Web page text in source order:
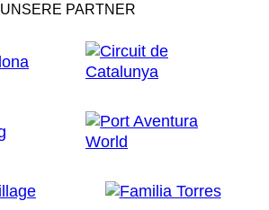
UNSERE PARTNER